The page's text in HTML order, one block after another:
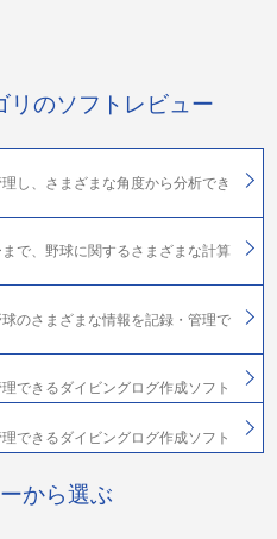
リのソフトレビュー
し、さまざまな角度から分析でき
で、野球に関するさまざまな計算
のさまざまな情報を記録・管理で
できるダイビングログ作成ソフト
できるダイビングログ作成ソフト
から選ぶ